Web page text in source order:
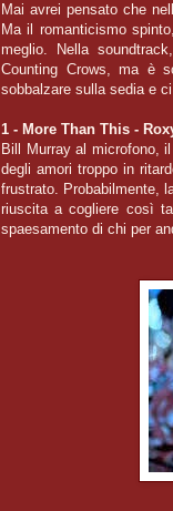
Mai avrei pensato che
Ma il romanticismo
meglio. Nella
Counting Crows, ma è
sobbalzare sulla sedia e
1 - More Than This -
Bill Murray al microfono,
degli amori troppo in
frustrato. Probabilmente,
riuscita a cogliere così
spaesamento di chi per